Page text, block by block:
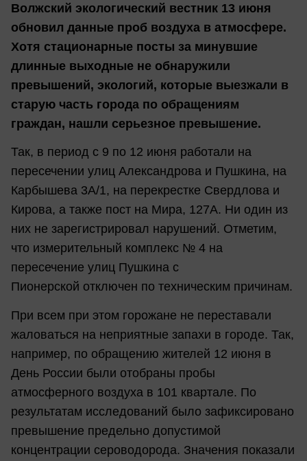
Волжский экологический вестник 13 июня
обновил данные проб воздуха в атмосфере.
Хотя стационарные посты за минувшие
длинные выходные не обнаружили
превышений, экологий, которые выезжали в
старую часть города по обращениям
граждан, нашли серьезное превышение.
Так, в период с 9 по 12 июня работали на
пересечении улиц Александрова и Пушкина, на
Карбышева 3А/1, на перекрестке Свердлова и
Кирова, а также пост на Мира, 127А. Ни один из
них не зарегистрировал нарушений. Отметим,
что измерительный комплекс № 4 на
пересечение улиц Пушкина с
Пионерской отключен по техническим причинам.
При всем при этом горожане не переставали
жаловаться на неприятные запахи в городе. Так,
например, по обращению жителей 12 июня в
День России были отобраны пробы
атмосферного воздуха в 101 квартале. По
результатам исследований было зафиксировано
превышение предельно допустимой
концентрации сероводорода. Значения показали